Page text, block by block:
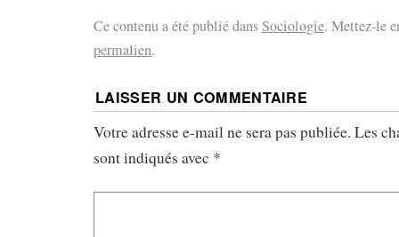
Ce contenu a été publié dansSociologie. Mettez-le
permalien.
LAISSER UN COMMENTAIRE
Votre adresse e-mail ne sera pas publiée. Les
sont indiqués avec *